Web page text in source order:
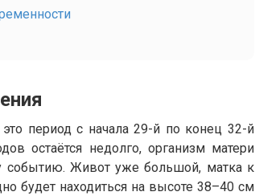
период с начала 29-й по конец 32-й
остаётся недолго, организм матери
событию. Живот уже большой, матка к
будет находиться на высоте 38–40 см